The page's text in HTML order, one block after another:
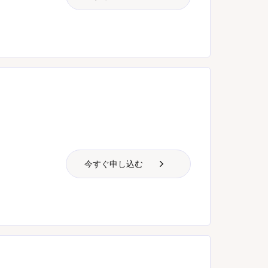
今すぐ申し込む